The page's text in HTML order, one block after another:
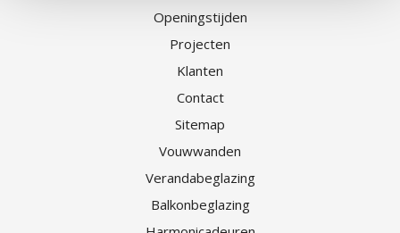
Openingstijden
Projecten
Klanten
Contact
Sitemap
Vouwwanden
Verandabeglazing
Balkonbeglazing